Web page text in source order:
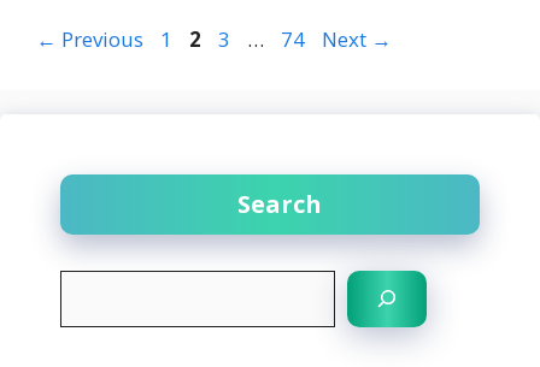
← Previous Page
1 Page
2 Page
3 … Page
74 Next →
Search